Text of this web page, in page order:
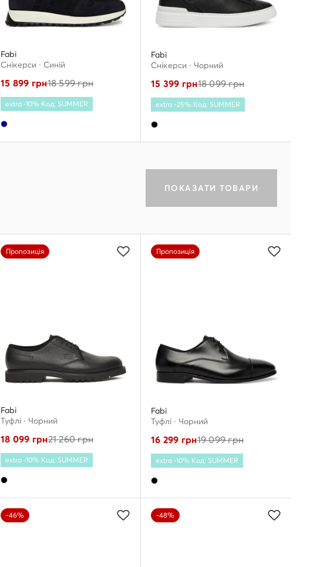
Fabi
Снікерcи · Cиній
15 899 грн18 599грн
extra -10% Код: SUMMER
Fabi
Снікерcи · Чорний
15 399 грн18 099грн
extra -25% Код: SUMMER
ПОКАЗАТИ ТОВАРИ
Пропозиція
Fabi
Туфлі · Чорний
18 099 грн21 260грн
extra -10% Код: SUMMER
Пропозиція
Fabi
Туфлі · Чорний
16 299 грн19 099грн
extra -10% Код: SUMMER
-46% -48%